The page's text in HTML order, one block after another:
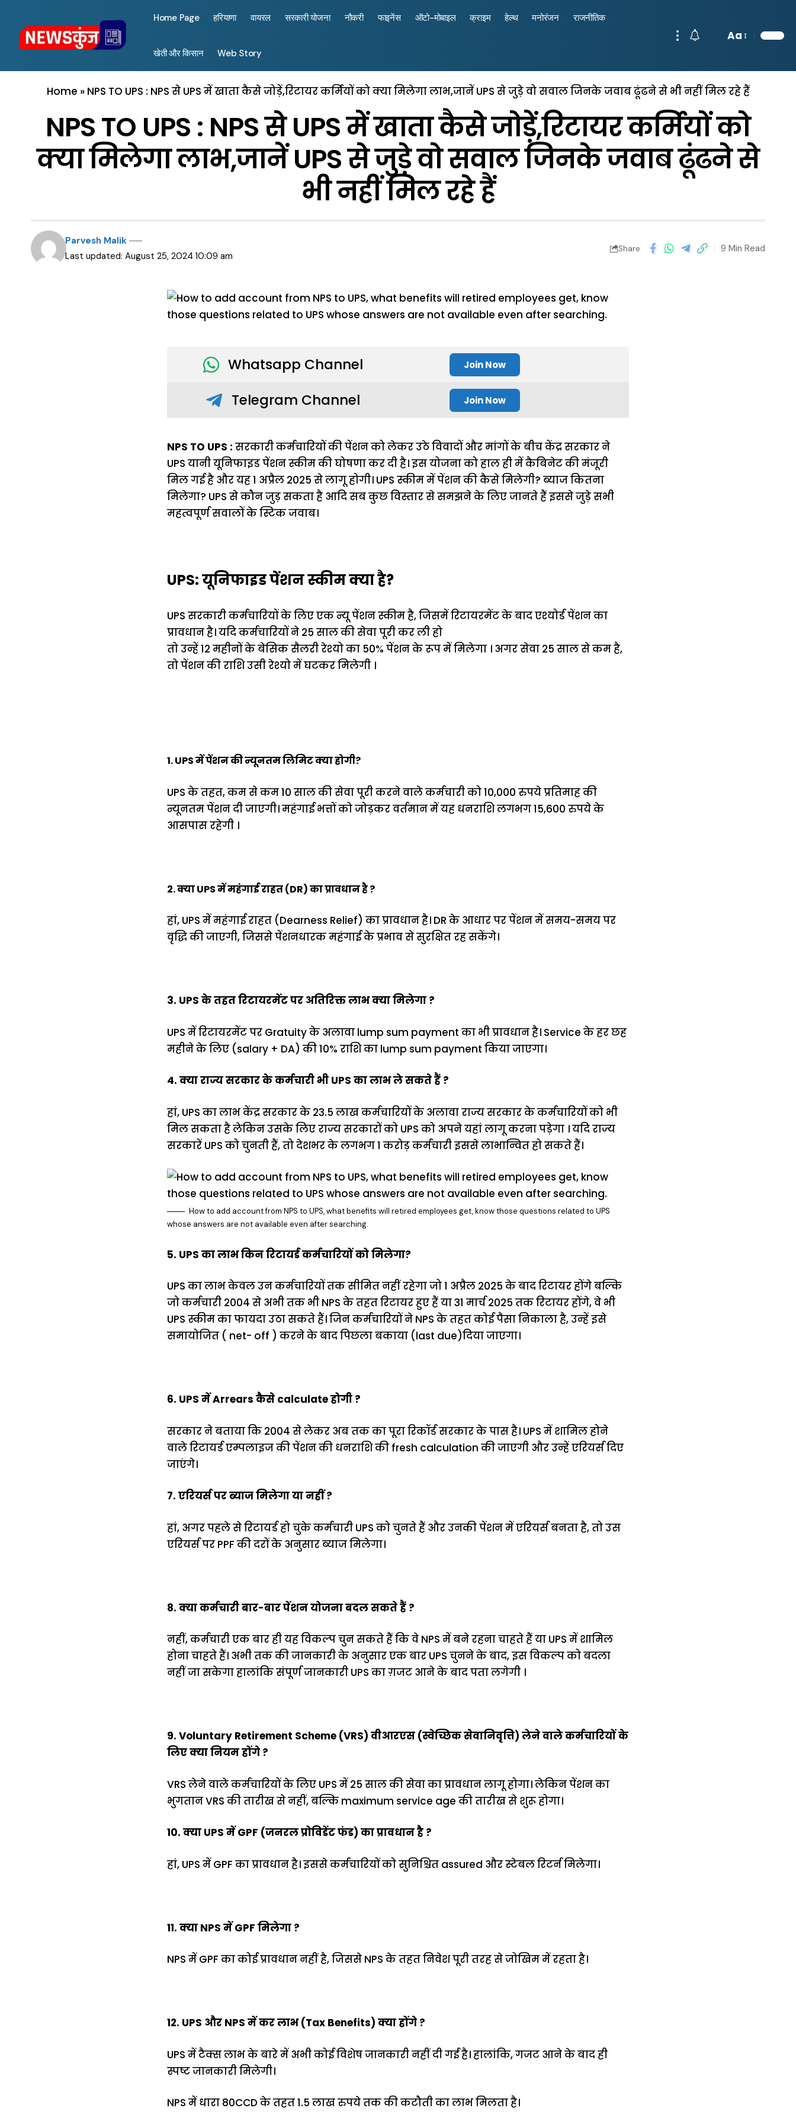
Home Page हरियाणा वायरल सरकारी योजना नौकरी फाइनेंस ऑटो-मोबाइल क्राइम हेल्थ मनोरंजन राजनीतिक
खेती और किसान Web Story
Aa
Home » NPS TO UPS : NPS से UPS में खाता कैसे जोड़ें,रिटायर कर्मियों को क्या मिलेगा लाभ,जानें UPS से जुड़े वो सवाल जिनके जवाब ढूंढने से भी नहीं मिल रहे हैं
NPS TO UPS : NPS से UPS में खाता कैसे जोड़ें,रिटायर कर्मियों को
क्या मिलेगा लाभ,जानें UPS से जुड़े वो सवाल जिनके जवाब ढूंढने से
भी नहीं मिल रहे हैं
Last updated: August 25, 2024 10:09 am
Parvesh Malik
Share 9 Min Read
Whatsapp Channel Join Now
Telegram Channel Join Now
NPS TO UPS : सरकारी कर्मचारियों की पेंशन को लेकर उठे विवादों और मांगों के बीच केंद्र सरकार ने
UPS यानी यूनिफाइड पेंशन स्कीम की घोषणा कर दी है। इस योजना को हाल ही में कैबिनेट की मंजूरी
मिल गई है और यह 1 अप्रैल 2025 से लागू होगी। UPS स्कीम में पेंशन की कैसे मिलेगी? ब्याज कितना
मिलेगा? UPS से कौन जुड़ सकता है आदि सब कुछ विस्तार से समझने के लिए जानते हैं इससे जुड़े सभी
महत्वपूर्ण सवालों के स्टिक जवाब।
UPS: यूनिफाइड पेंशन स्कीम क्या है?
UPS सरकारी कर्मचारियों के लिए एक न्यू पेंशन स्कीम है, जिसमें रिटायरमेंट के बाद एश्योर्ड पेंशन का
प्रावधान है। यदि कर्मचारियों ने 25 साल की सेवा पूरी कर ली हो
तो उन्हें 12 महीनों के बेसिक सैलरी रेश्यो का 50% पेंशन के रूप में मिलेगा । अगर सेवा 25 साल से कम है,
तो पेंशन की राशि उसी रेश्यो में घटकर मिलेगी ।
1. UPS में पेंशन की न्यूनतम लिमिट क्या होगी?
UPS के तहत, कम से कम 10 साल की सेवा पूरी करने वाले कर्मचारी को 10,000 रुपये प्रतिमाह की
न्यूनतम पेंशन दी जाएगी। महंगाई भत्तों को जोड़कर वर्तमान में यह धनराशि लगभग 15,600 रुपये के
आसपास रहेगी ।
2. क्या UPS में महंगाई राहत (DR) का प्रावधान है ?
हां, UPS में महंगाई राहत (Dearness Relief) का प्रावधान है। DR के आधार पर पेंशन में समय-समय पर
वृद्धि की जाएगी, जिससे पेंशनधारक महंगाई के प्रभाव से सुरक्षित रह सकेंगे।
3. UPS के तहत रिटायरमेंट पर अतिरिक्त लाभ क्या मिलेगा ?
UPS में रिटायरमेंट पर Gratuity के अलावा lump sum payment का भी प्रावधान है। Service के हर छह
महीने के लिए (salary + DA) की 10% राशि का lump sum payment किया जाएगा।
4. क्या राज्य सरकार के कर्मचारी भी UPS का लाभ ले सकते हैं ?
हां, UPS का लाभ केंद्र सरकार के 23.5 लाख कर्मचारियों के अलावा राज्य सरकार के कर्मचारियों को भी
मिल सकता है लेकिन उसके लिए राज्य सरकारों को UPS को अपने यहां लागू करना पड़ेगा । यदि राज्य
सरकारें UPS को चुनती हैं, तो देशभर के लगभग 1 करोड़ कर्मचारी इससे लाभान्वित हो सकते हैं।
How to add account from NPS to UPS, what benefits will retired employees get, know those questions related to UPS
whose answers are not available even after searching.
5. UPS का लाभ किन रिटायर्ड कर्मचारियों को मिलेगा?
UPS का लाभ केवल उन कर्मचारियों तक सीमित नहीं रहेगा जो 1 अप्रैल 2025 के बाद रिटायर होंगे बल्कि
जो कर्मचारी 2004 से अभी तक भी NPS के तहत रिटायर हुए हैं या 31 मार्च 2025 तक रिटायर होंगे, वे भी
UPS स्कीम का फायदा उठा सकते हैं। जिन कर्मचारियों ने NPS के तहत कोई पैसा निकाला है, उन्हें इसे
समायोजित ( net- off ) करने के बाद पिछला बकाया (last due)दिया जाएगा।
6. UPS में Arrears कैसे calculate होगी ?
सरकार ने बताया कि 2004 से लेकर अब तक का पूरा रिकॉर्ड सरकार के पास है। UPS में शामिल होने
वाले रिटायर्ड एम्पलाइज की पेंशन की धनराशि की fresh calculation की जाएगी और उन्हें एरियर्स दिए
जाएंगे।
7. एरियर्स पर ब्याज मिलेगा या नहीं ?
हां, अगर पहले से रिटायर्ड हो चुके कर्मचारी UPS को चुनते हैं और उनकी पेंशन में एरियर्स बनता है, तो उस
एरियर्स पर PPF की दरों के अनुसार ब्याज मिलेगा।
8. क्या कर्मचारी बार-बार पेंशन योजना बदल सकते हैं ?
नहीं, कर्मचारी एक बार ही यह विकल्प चुन सकते हैं कि वे NPS में बने रहना चाहते हैं या UPS में शामिल
होना चाहते हैं। अभी तक की जानकारी के अनुसार एक बार UPS चुनने के बाद, इस विकल्प को बदला
नहीं जा सकेगा हालांकि संपूर्ण जानकारी UPS का ग़जट आने के बाद पता लगेगी ।
9. Voluntary Retirement Scheme (VRS) वीआरएस (स्वेच्छिक सेवानिवृत्ति) लेने वाले कर्मचारियों के
लिए क्या नियम होंगे ?
VRS लेने वाले कर्मचारियों के लिए UPS में 25 साल की सेवा का प्रावधान लागू होगा। लेकिन पेंशन का
भुगतान VRS की तारीख से नहीं, बल्कि maximum service age की तारीख से शुरू होगा।
10. क्या UPS में GPF (जनरल प्रोविडेंट फंड) का प्रावधान है ?
हां, UPS में GPF का प्रावधान है। इससे कर्मचारियों को सुनिश्चित assured और स्टेबल रिटर्न मिलेगा।
11. क्या NPS में GPF मिलेगा ?
NPS में GPF का कोई प्रावधान नहीं है, जिससे NPS के तहत निवेश पूरी तरह से जोखिम में रहता है।
12. UPS और NPS में कर लाभ (Tax Benefits) क्या होंगे ?
UPS में टैक्स लाभ के बारे में अभी कोई विशेष जानकारी नहीं दी गई है। हालांकि, गजट आने के बाद ही
स्पष्ट जानकारी मिलेगी।
NPS में धारा 80CCD के तहत 1.5 लाख रुपये तक की कटौती का लाभ मिलता है।